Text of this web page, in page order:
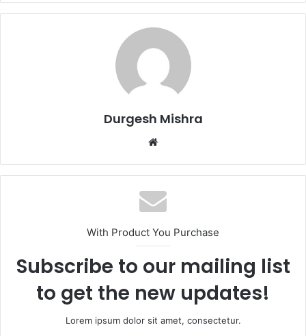
Durgesh Mishra
Website
With Product You Purchase
Subscribe to our mailing list
to get the new updates!
Lorem ipsum dolor sit amet, consectetur.